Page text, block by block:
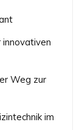
Weg zur
im